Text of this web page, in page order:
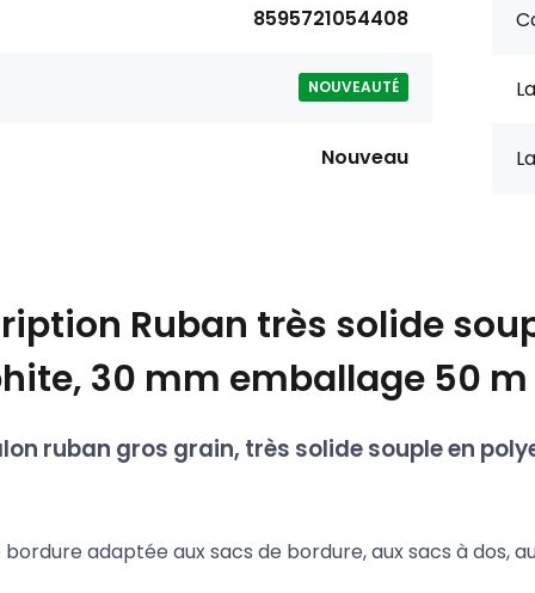
8595721054408
NOUVEAUTÉ
Nouveau
Ruban très solide
30 mm emballage 50 m
ruban gros grain, très solide souple en
bordure adaptée aux sacs de bordure, aux sacs à dos,